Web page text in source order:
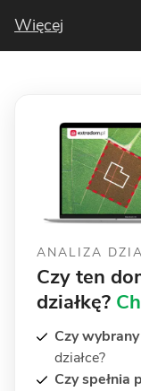
Więcej
ANALIZA
Czy ten
działkę?
Czy
działce?
Czy spełnia